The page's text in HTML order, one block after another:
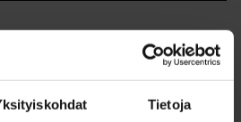
Tietoja
Kyllä
Kyllä